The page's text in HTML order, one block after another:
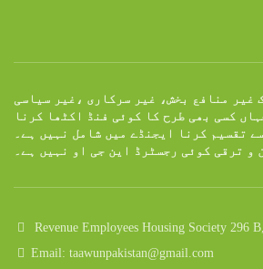
غیر منافع بخش، غیر سرکاری ،غیر سیاسی
کسی بھی طرح کا کوئی فنڈ اکٹھا کرنا
تقسیم کرنا ایجنڈے میں شامل نہیں ہے۔
و ترقی کوئی رجسٹرڈ این جی او نہیں ہے۔
Revenue Employees Housing Society 296
Email: taawunpakistan@gmail.com